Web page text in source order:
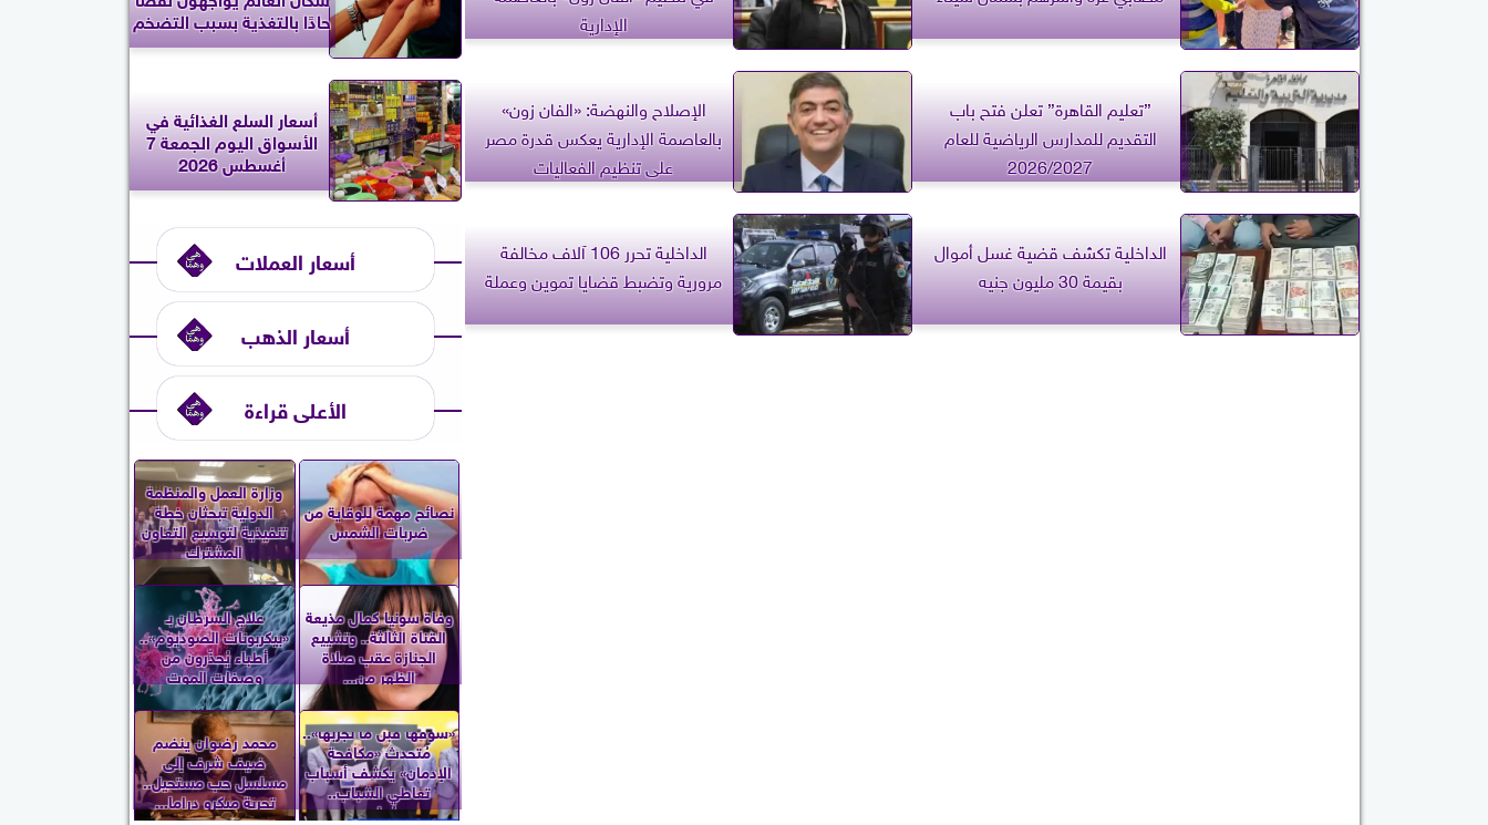
الإدارية
​”تعليم القاهرة” تعلن فتح باب
التقديم للمدارس الرياضية للعام
2026/2027
الإصلاح والنهضة: «الفان زون»
بالعاصمة الإدارية يعكس قدرة مصر
على تنظيم الفعاليات
الداخلية تكشف قضية غسل أموال
بقيمة 30 مليون جنيه
الداخلية تحرر 106 آلاف مخالفة
مرورية وتضبط قضايا تموين وعملة
حادًا بالتغذية بسبب التضخم
أسعار السلع الغذائية في
الأسواق اليوم الجمعة 7
أغسطس 2026
أسعار العملات
أسعار الذهب
الأعلى قراءة
نصائح مهمة للوقاية من
ضربات الشمس
وزارة العمل والمنظمة
الدولية تبحثان خطة
تنفيذية لتوسيع التعاون
المشترك
وفاة سونيا كمال مذيعة
القناة الثالثة.. وتشييع
الجنازة عقب صلاة
الظهر من...
علاج السرطان بـ
«بيكربونات الصوديوم»..
أطباء يُحذّرون من
وصفات الموت
«شوفها قبل ما تجربها»..
مُتحدث «مكافحة
الإدمان» يكشف أسباب
تعاطي الشباب..
ويُعلن...
محمد رضوان ينضم
ضيف شرف إلى
مسلسل حب مستحيل..
تجربة ميكرو دراما...